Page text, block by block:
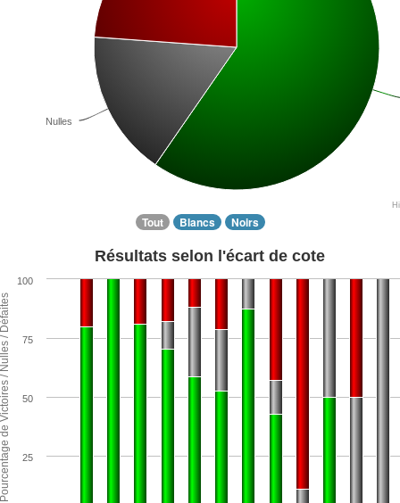
Nulles
Tout Blancs Noirs
/ Nulles / Défaites
Résultats selon l'écart de cote
100
25
50
75